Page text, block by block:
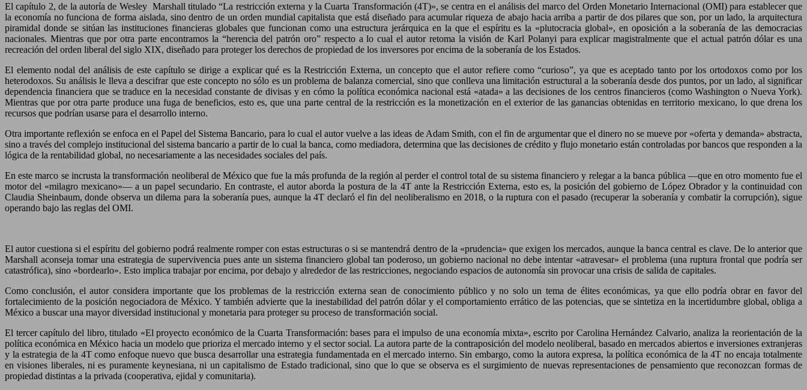
El capítulo 2, de la autoría de Wesley Marshall titulado “La restricción externa y la Cuarta Transformación (4T)», se centra en el análisis del marco del Orden Monetario Internacional (OMI) para establecer que
la economía no funciona de forma aislada, sino dentro de un orden mundial capitalista que está diseñado para acumular riqueza de abajo hacia arriba a partir de dos pilares que son, por un lado, la arquitectura
piramidal donde se sitúan las instituciones financieras globales que funcionan como una estructura jerárquica en la que el espíritu es la «plutocracia global», en oposición a la soberanía de las democracias
nacionales. Mientras que por otra parte encontramos la “herencia del patrón oro” respecto a lo cual el autor retoma la visión de Karl Polanyi para explicar magistralmente que el actual patrón dólar es una
recreación del orden liberal del siglo XIX, diseñado para proteger los derechos de propiedad de los inversores por encima de la soberanía de los Estados.
El elemento nodal del análisis de este capítulo se dirige a explicar qué es la Restricción Externa, un concepto que el autor refiere como “curioso”, ya que es aceptado tanto por los ortodoxos como por los
heterodoxos. Su análisis le lleva a descifrar que este concepto no sólo es un problema de balanza comercial, sino que conlleva una limitación estructural a la soberanía desde dos puntos, por un lado, al significar
dependencia financiera que se traduce en la necesidad constante de divisas y en cómo la política económica nacional está «atada» a las decisiones de los centros financieros (como Washington o Nueva York).
Mientras que por otra parte produce una fuga de beneficios, esto es, que una parte central de la restricción es la monetización en el exterior de las ganancias obtenidas en territorio mexicano, lo que drena los
recursos que podrían usarse para el desarrollo interno.
Otra importante reflexión se enfoca en el Papel del Sistema Bancario, para lo cual el autor vuelve a las ideas de Adam Smith, con el fin de argumentar que el dinero no se mueve por «oferta y demanda» abstracta,
sino a través del complejo institucional del sistema bancario a partir de lo cual la banca, como mediadora, determina que las decisiones de crédito y flujo monetario están controladas por bancos que responden a la
lógica de la rentabilidad global, no necesariamente a las necesidades sociales del país.
En este marco se incrusta la transformación neoliberal de México que fue la más profunda de la región al perder el control total de su sistema financiero y relegar a la banca pública —que en otro momento fue el
motor del «milagro mexicano»— a un papel secundario. En contraste, el autor aborda la postura de la 4T ante la Restricción Externa, esto es, la posición del gobierno de López Obrador y la continuidad con
Claudia Sheinbaum, donde observa un dilema para la soberanía pues, aunque la 4T declaró el fin del neoliberalismo en 2018, o la ruptura con el pasado (recuperar la soberanía y combatir la corrupción), sigue
operando bajo las reglas del OMI.
El autor cuestiona si el espíritu del gobierno podrá realmente romper con estas estructuras o si se mantendrá dentro de la «prudencia» que exigen los mercados, aunque la banca central es clave. De lo anterior que
Marshall aconseja tomar una estrategia de supervivencia pues ante un sistema financiero global tan poderoso, un gobierno nacional no debe intentar «atravesar» el problema (una ruptura frontal que podría ser
catastrófica), sino «bordearlo». Esto implica trabajar por encima, por debajo y alrededor de las restricciones, negociando espacios de autonomía sin provocar una crisis de salida de capitales.
Como conclusión, el autor considera importante que los problemas de la restricción externa sean de conocimiento público y no solo un tema de élites económicas, ya que ello podría obrar en favor del
fortalecimiento de la posición negociadora de México. Y también advierte que la inestabilidad del patrón dólar y el comportamiento errático de las potencias, que se sintetiza en la incertidumbre global, obliga a
México a buscar una mayor diversidad institucional y monetaria para proteger su proceso de transformación social.
El tercer capítulo del libro, titulado «El proyecto económico de la Cuarta Transformación: bases para el impulso de una economía mixta», escrito por Carolina Hernández Calvario, analiza la reorientación de la
política económica en México hacia un modelo que prioriza el mercado interno y el sector social. La autora parte de la contraposición del modelo neoliberal, basado en mercados abiertos e inversiones extranjeras
y la estrategia de la 4T como enfoque nuevo que busca desarrollar una estrategia fundamentada en el mercado interno. Sin embargo, como la autora expresa, la política económica de la 4T no encaja totalmente
en visiones liberales, ni es puramente keynesiana, ni un capitalismo de Estado tradicional, sino que lo que se observa es el surgimiento de nuevas representaciones de pensamiento que reconozcan formas de
propiedad distintas a la privada (cooperativa, ejidal y comunitaria).